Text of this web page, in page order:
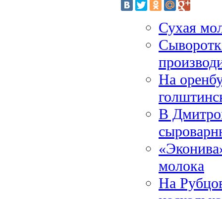
Сухая
На
В
молока
На